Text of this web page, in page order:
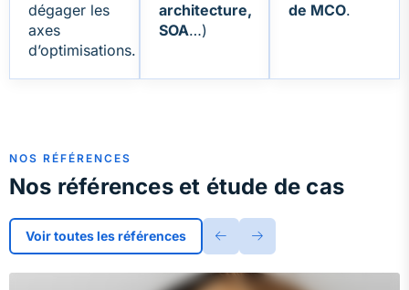
dégager les
axes
d’optimisations.
architecture,
SOA…)
de MCO.
NOS RÉFÉRENCES
Nos références et étude de cas
Voir toutes les références